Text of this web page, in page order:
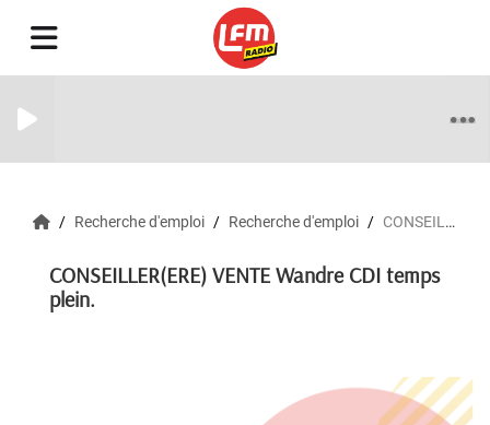
Recherche d'emploi Recherche d'emploi CONSEILLER(ERE) VENTE Wandre CDI temps plein.
CONSEILLER(ERE) VENTE Wandre CDI temps
plein.